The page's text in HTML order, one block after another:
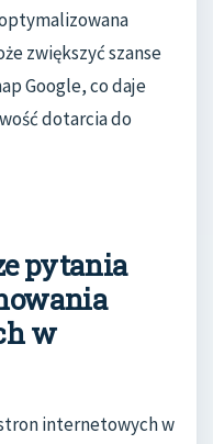
zwiększyć szanse
Google, co daje
dotarcia do
pytania
w
internetowych w